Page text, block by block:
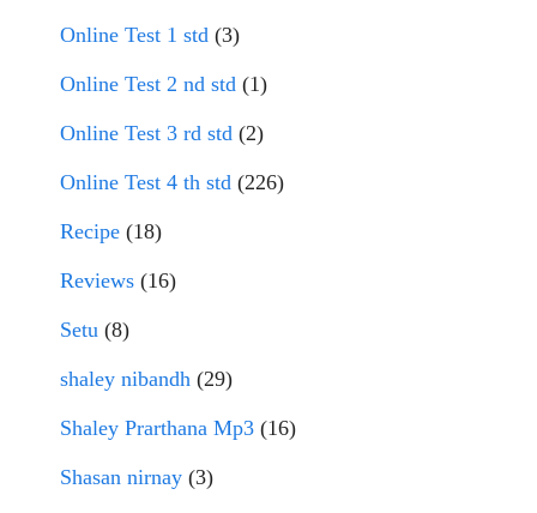
Online Test 1 std (3)
Online Test 2 nd std (1)
Online Test 3 rd std (2)
Online Test 4 th std (226)
Recipe (18)
Reviews (16)
Setu (8)
shaley nibandh (29)
Shaley Prarthana Mp3 (16)
Shasan nirnay (3)